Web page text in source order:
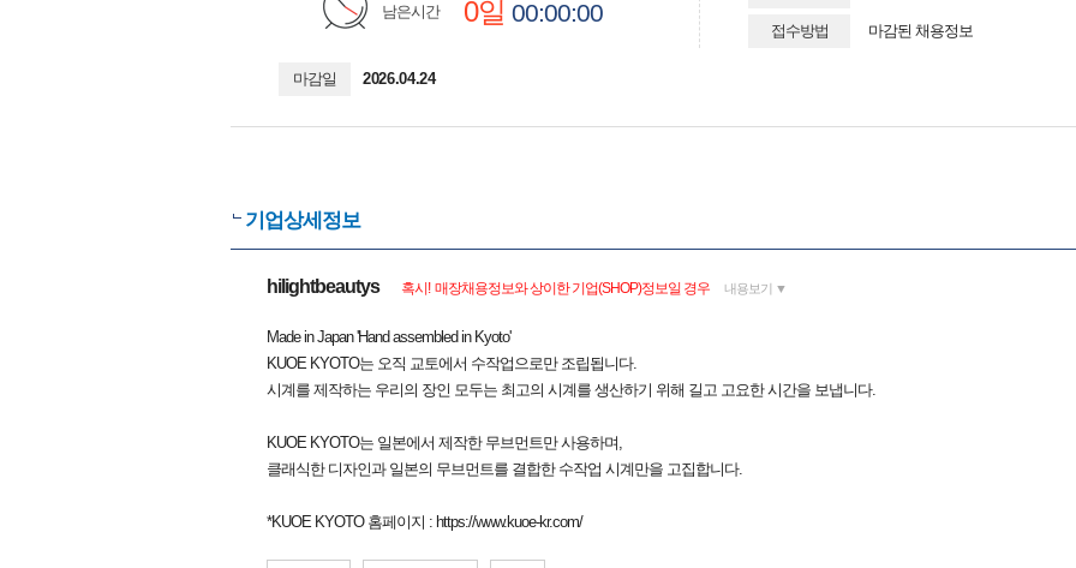
남은시간 0일 00:00:00
마감일 2026.04.24
접수방법 마감된 채용정보
기업상세정보
hilightbeautys 혹시! 매장채용정보와 상이한 기업(SHOP)정보일 경우 내용보기 ▼
Made in Japan 'Hand assembled in Kyoto'
KUOE KYOTO는 오직 교토에서 수작업으로만 조립됩니다.
시계를 제작하는 우리의 장인 모두는 최고의 시계를 생산하기 위해 길고 고요한 시간을 보냅니다.
KUOE KYOTO는 일본에서 제작한 무브먼트만 사용하며,
클래식한 디자인과 일본의 무브먼트를 결합한 수작업 시계만을 고집합니다.
*KUOE KYOTO 홈페이지 : https://www.kuoe-kr.com/